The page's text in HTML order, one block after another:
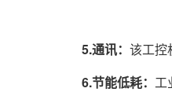
5.通讯： 该工控
6.节能低耗： 工